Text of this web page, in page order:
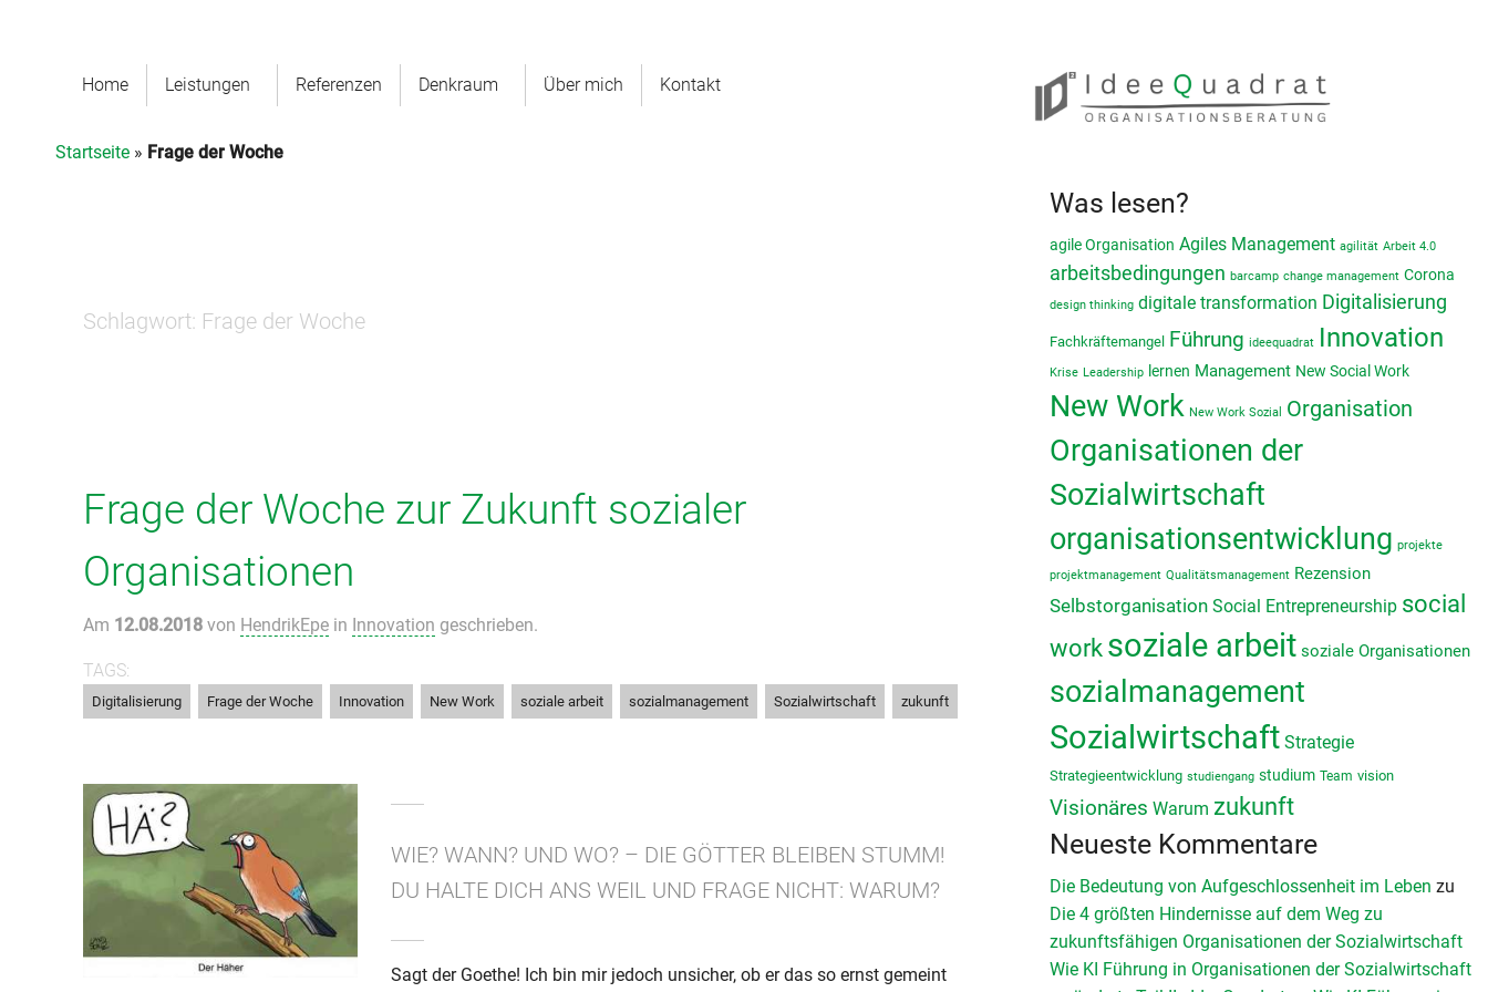
Home Leistungen Referenzen Denkraum Über mich Kontakt
Startseite » Frage der Woche
Schlagwort: Frage der Woche
Frage der Woche zur Zukunft sozialer
Organisationen
Am 12.08.2018 von HendrikEpe in Innovation geschrieben.
TAGS:
Digitalisierung Frage der Woche Innovation New Work soziale arbeit sozialmanagement Sozialwirtschaft zukunft
WIE? WANN? UND WO? – DIE GÖTTER BLEIBEN STUMM!
DU HALTE DICH ANS WEIL UND FRAGE NICHT: WARUM?
Sagt der Goethe! Ich bin mir jedoch unsicher, ob er das so ernst gemeint
Was lesen?
agile Organisation Agiles Management agilität Arbeit 4.0
arbeitsbedingungen barcamp change management Corona
design thinking digitale transformation Digitalisierung
Fachkräftemangel Führung ideequadrat Innovation
Krise Leadership lernen Management New Social Work
New Work New Work Sozial Organisation
Organisationen der
Sozialwirtschaft
organisationsentwicklung projekte
projektmanagement Qualitätsmanagement Rezension
Selbstorganisation Social Entrepreneurship social
work soziale arbeit soziale Organisationen
sozialmanagement
Sozialwirtschaft Strategie
Strategieentwicklung studiengang studium Team vision
Visionäres Warum zukunft
Neueste Kommentare
Die Bedeutung von Aufgeschlossenheit im Leben zu
Die 4 größten Hindernisse auf dem Weg zu
zukunftsfähigen Organisationen der Sozialwirtschaft
Wie KI Führung in Organisationen der Sozialwirtschaft